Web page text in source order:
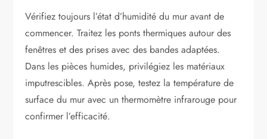
Vérifiez toujours l’état d’humidité du mur avant de
commencer. Traitez les ponts thermiques autour des
fenêtres et des prises avec des bandes adaptées.
Dans les pièces humides, privilégiez les matériaux
imputrescibles. Après pose, testez la température de
surface du mur avec un thermomètre infrarouge pour
confirmer l’efficacité.